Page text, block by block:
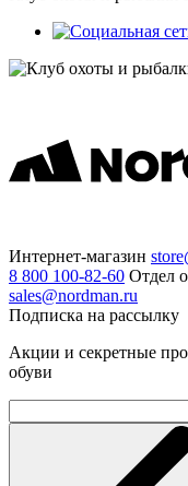
Интернет-магазин
8 800 100-82-60 Отдел
sales@nordman.ru
Подписка на рассылку
Акции и секретные
обуви